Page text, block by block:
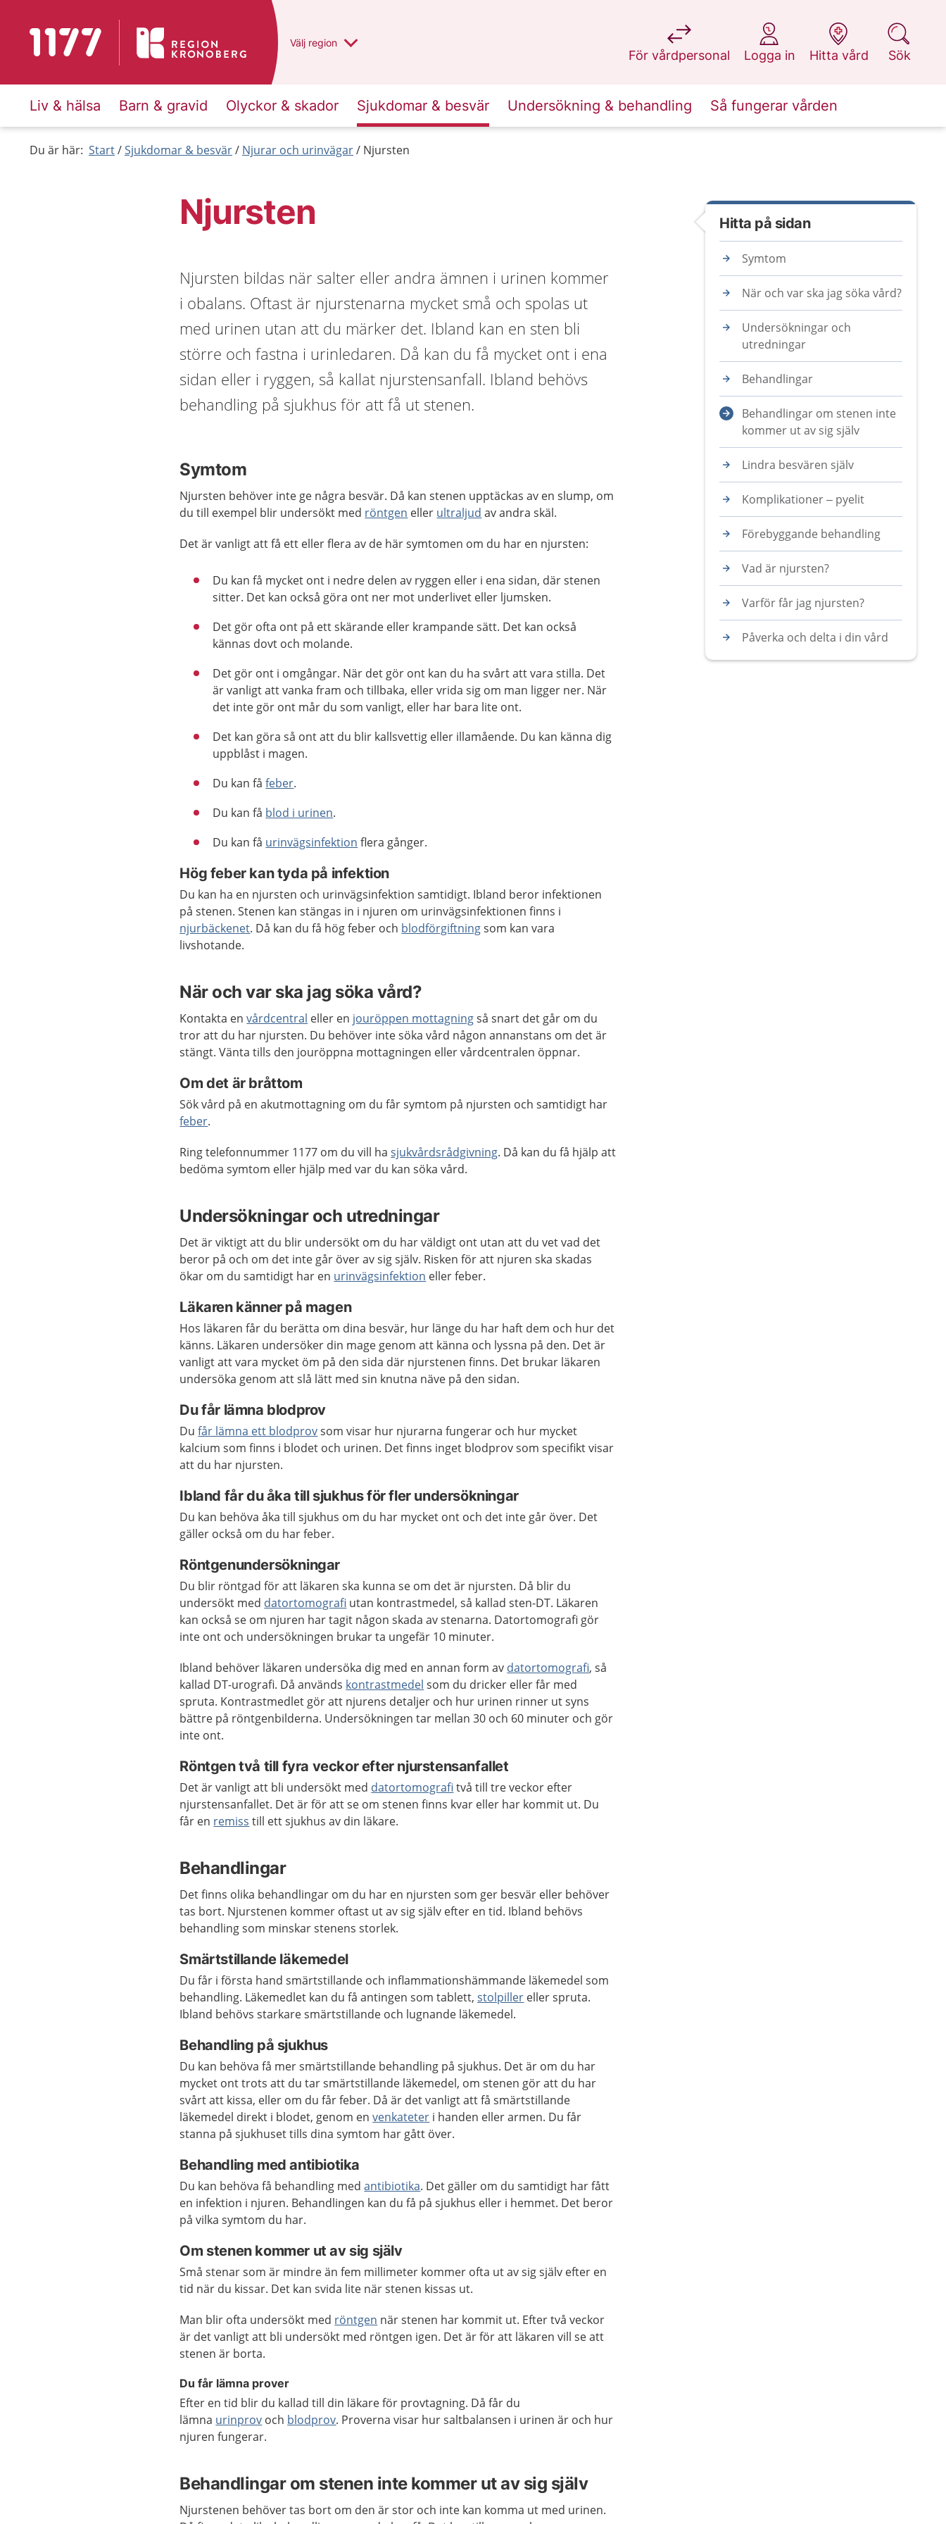
Till startsidan för 1177 Du har valt region
Välj en annan
region
För vårdpersonal
på 1177.se
Logga in
på 1177.se
Hitta vård
på 1177.se
Sök
på 1177.se
Liv & hälsa Barn & gravid Olyckor & skador Sjukdomar & besvär Undersökning & behandling Så fungerar vården
Du är här: Start Sjukdomar & besvär Njurar och urinvägar Njursten
Njursten
Njursten bildas när salter eller andra ämnen i urinen kommer
i obalans. Oftast är njurstenarna mycket små och spolas ut
med urinen utan att du märker det. Ibland kan en sten bli
större och fastna i urinledaren. Då kan du få mycket ont i ena
sidan eller i ryggen, så kallat njurstensanfall. Ibland behövs
behandling på sjukhus för att få ut stenen.
Symtom
Njursten behöver inte ge några besvär. Då kan stenen upptäckas av en slump, om
du till exempel blir undersökt med röntgen eller ultraljud av andra skäl.
Det är vanligt att få ett eller flera av de här symtomen om du har en njursten:
Du kan få mycket ont i nedre delen av ryggen eller i ena sidan, där stenen
sitter. Det kan också göra ont ner mot underlivet eller ljumsken.
Det gör ofta ont på ett skärande eller krampande sätt. Det kan också
kännas dovt och molande.
Det gör ont i omgångar. När det gör ont kan du ha svårt att vara stilla. Det
är vanligt att vanka fram och tillbaka, eller vrida sig om man ligger ner. När
det inte gör ont mår du som vanligt, eller har bara lite ont.
Det kan göra så ont att du blir kallsvettig eller illamående. Du kan känna dig
uppblåst i magen.
Du kan fåfeber.
Du kan få blod i urinen.
Du kan få urinvägsinfektion flera gånger.
Hög feber kan tyda på infektion
Du kan ha en njursten och urinvägsinfektion samtidigt. Ibland beror infektionen
på stenen. Stenen kan stängas in i njuren om urinvägsinfektionen finns i
njurbäckenet. Då kan du få hög feber och blodförgiftningsom kan vara
livshotande.
När och var ska jag söka vård?
Kontakta envårdcentral eller en jouröppen mottagningså snart det går om du
tror att du har njursten. Du behöver inte söka vård någon annanstans om det är
stängt. Vänta tills den jouröppna mottagningen eller vårdcentralen öppnar.
Om det är bråttom
Sök vård på en akutmottagning om du får symtom på njursten och samtidigt har
feber.
Ring telefonnummer 1177 om du vill hasjukvårdsrådgivning. Då kan du få hjälp att
bedöma symtom eller hjälp med var du kan söka vård.
Undersökningar och utredningar
Det är viktigt att du blir undersökt om du har väldigt ont utan att du vet vad det
beror på och om det inte går över av sig själv. Risken för att njuren ska skadas
ökar om du samtidigt har en urinvägsinfektion eller feber.
Läkaren känner på magen
Hos läkaren får du berätta om dina besvär, hur länge du har haft dem och hur det
känns. Läkaren undersöker din mage genom att känna och lyssna på den. Det är
vanligt att vara mycket öm på den sida där njurstenen finns. Det brukar läkaren
undersöka genom att slå lätt med sin knutna näve på den sidan.
Du får lämna blodprov
Dufår lämna ett blodprovsom visar hur njurarna fungerar och hur mycket
kalcium som finns i blodet och urinen. Det finns inget blodprov som specifikt visar
att du har njursten.
Ibland får du åka till sjukhus för fler undersökningar
Du kan behöva åka till sjukhus om du har mycket ont och det inte går över. Det
gäller också om du har feber.
Röntgenundersökningar
Du blir röntgad för att läkaren ska kunna se om det är njursten. Då blir du
undersökt med datortomografi utan kontrastmedel, så kallad sten-DT. Läkaren
kan också se om njuren har tagit någon skada av stenarna. Datortomografi gör
inte ont och undersökningen brukar ta ungefär 10 minuter.
Ibland behöver läkaren undersöka dig med en annan form av datortomografi, så
kallad DT-urografi. Då används kontrastmedel som du dricker eller får med
spruta. Kontrastmedlet gör att njurens detaljer och hur urinen rinner ut syns
bättre på röntgenbilderna. Undersökningen tar mellan 30 och 60 minuter och gör
inte ont.
Röntgen två till fyra veckor efter njurstensanfallet
Det är vanligt att bli undersökt med datortomografi två till tre veckor efter
njurstensanfallet. Det är för att se om stenen finns kvar eller har kommit ut. Du
får en remiss till ett sjukhus av din läkare.
Behandlingar
Det finns olika behandlingar om du har en njursten som ger besvär eller behöver
tas bort. Njurstenen kommer oftast ut av sig själv efter en tid. Ibland behövs
behandling som minskar stenens storlek.
Smärtstillande läkemedel
Du får i första hand smärtstillande och inflammationshämmande läkemedel som
behandling. Läkemedlet kan du få antingen som tablett,stolpiller eller spruta.
Ibland behövs starkare smärtstillande och lugnande läkemedel.
Behandling på sjukhus
Du kan behöva få mer smärtstillande behandling på sjukhus. Det är om du har
mycket ont trots att du tar smärtstillande läkemedel, om stenen gör att du har
svårt att kissa, eller om du får feber. Då är det vanligt att få smärtstillande
läkemedel direkt i blodet, genom envenkateter i handen eller armen. Du får
stanna på sjukhuset tills dina symtom har gått över.
Behandling med antibiotika
Du kan behöva få behandling medantibiotika. Det gäller om du samtidigt har fått
en infektion i njuren. Behandlingen kan du få på sjukhus eller i hemmet. Det beror
på vilka symtom du har.
Om stenen kommer ut av sig själv
Små stenar som är mindre än fem millimeter kommer ofta ut av sig själv efter en
tid när du kissar. Det kan svida lite när stenen kissas ut.
Man blir ofta undersökt med röntgen när stenen har kommit ut. Efter två veckor
är det vanligt att bli undersökt med röntgen igen. Det är för att läkaren vill se att
stenen är borta.
Du får lämna prover
Efter en tid blir du kallad till din läkare för provtagning. Då får du
lämna urinprov och blodprov. Proverna visar hur saltbalansen i urinen är och hur
njuren fungerar.
Behandlingar om stenen inte kommer ut av sig själv
Njurstenen behöver tas bort om den är stor och inte kan komma ut med urinen.
Hitta på sidan
Symtom
När och var ska jag söka vård?
Undersökningar och
utredningar
Behandlingar
Behandlingar om stenen inte
kommer ut av sig själv
Lindra besvären själv
Komplikationer – pyelit
Förebyggande behandling
Vad är njursten?
Varför får jag njursten?
Påverka och delta i din vård